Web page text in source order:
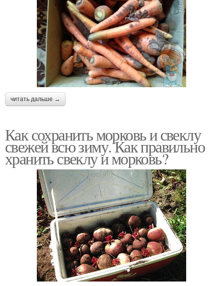
читать дальше →
Как сохранить морковь и свеклу
свежей всю зиму. Как правильно
хранить свеклу и морковь?